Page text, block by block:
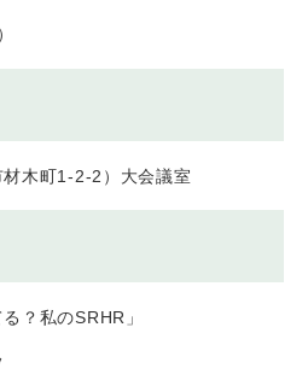
木町1-2-2）大会議室
？私のSRHR」